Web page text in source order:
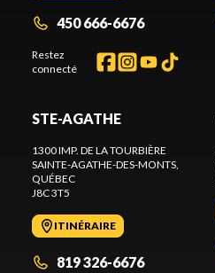
450 666-6676
Restez
connecté
STE-AGATHE
1300 IMP. DE LA TOURBIÈRE
SAINTE-AGATHE-DES-MONTS
QUÉBEC
J8C 3T5
ITINÉRAIRE
819 326-6676